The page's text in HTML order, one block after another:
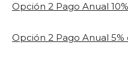
Opción 2 Pago Anual
Opción 2 Pago Anual